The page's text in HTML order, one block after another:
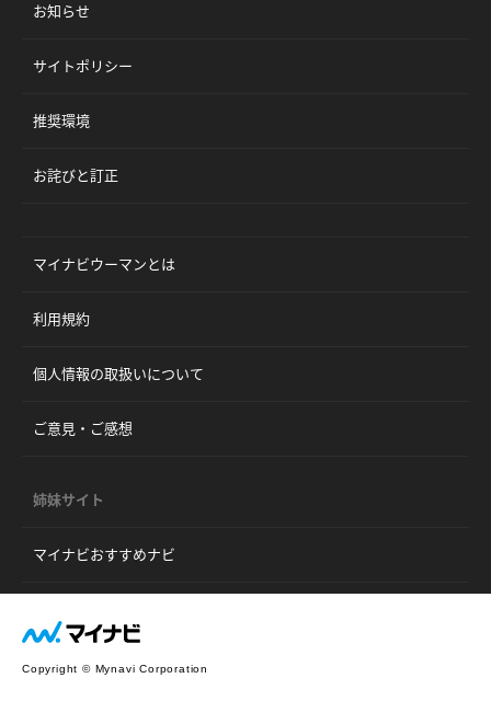
お知らせ
サイトポリシー
推奨環境
お詫びと訂正
マイナビウーマンとは
利用規約
個人情報の取扱いについて
ご意見・ご感想
姉妹サイト
マイナビおすすめナビ
Copyright © Mynavi Corporation